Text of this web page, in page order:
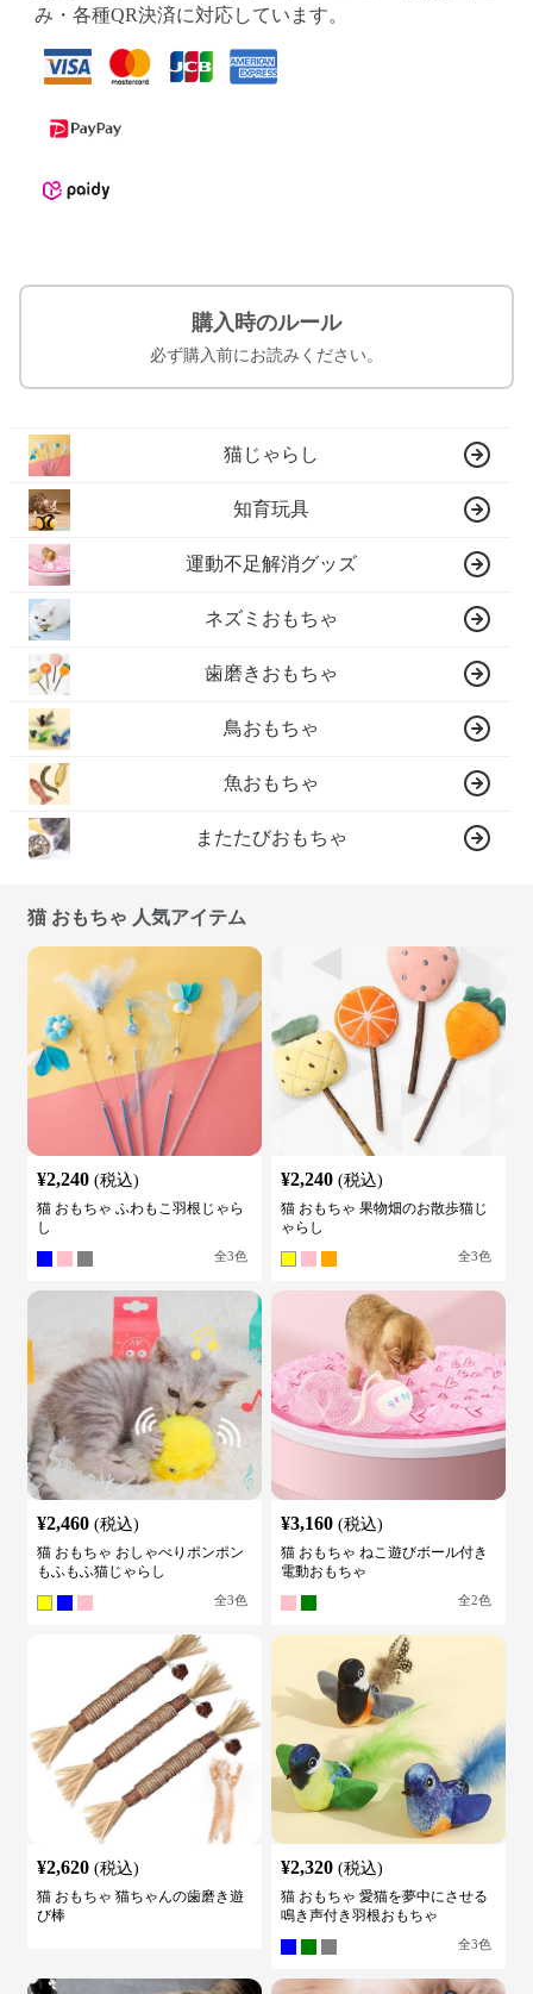
み・各種QR決済に対応しています。
購入時のルール
必ず購入前にお読みください。
猫じゃらし
知育玩具
運動不足解消グッズ
ネズミおもちゃ
歯磨きおもちゃ
鳥おもちゃ
魚おもちゃ
またたびおもちゃ
猫 おもちゃ 人気アイテム
¥2,240 (税込)
猫 おもちゃ ふわもこ羽根じゃら
し
全3色
¥2,240 (税込)
猫 おもちゃ 果物畑のお散歩猫じ
ゃらし
全3色
¥2,460 (税込)
猫 おもちゃ おしゃべりポンポン
もふもふ猫じゃらし
全3色
¥3,160 (税込)
猫 おもちゃ ねこ遊びボール付き
電動おもちゃ
全2色
¥2,620 (税込)
猫 おもちゃ 猫ちゃんの歯磨き遊
び棒
¥2,320 (税込)
猫 おもちゃ 愛猫を夢中にさせる
鳴き声付き羽根おもちゃ
全3色